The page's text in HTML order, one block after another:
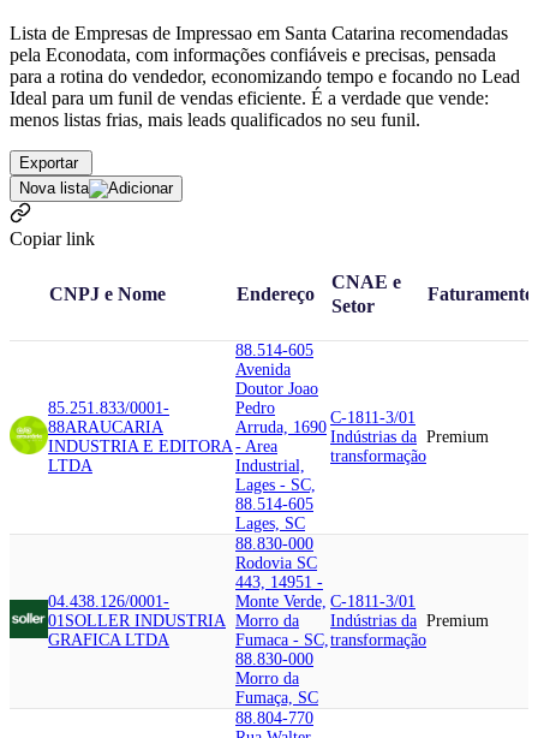
Lista de Empresas de Impressao em Santa Catarina recomendadas
pela Econodata, com informações confiáveis e precisas, pensada
para a rotina do vendedor, economizando tempo e focando no Lead
Ideal para um funil de vendas eficiente. É a verdade que vende:
menos listas frias, mais leads qualificados no seu funil.
Exportar
Nova lista
Copiar link
CNPJ e Nome Endereço
CNAE e
Setor
Faturamento
85.251.833/0001-
88ARAUCARIA
INDUSTRIA E EDITORA
LTDA
88.514-605
Avenida
Doutor Joao
Pedro
Arruda, 1690
- Area
Industrial,
Lages - SC,
88.514-605
Lages, SC
C-1811-3/01
Indústrias da
transformação
Premium
04.438.126/0001-
01SOLLER INDUSTRIA
GRAFICA LTDA
88.830-000
Rodovia SC
443, 14951 -
Monte Verde,
Morro da
Fumaca - SC,
88.830-000
Morro da
Fumaça, SC
C-1811-3/01
Indústrias da
transformação
Premium
88.804-770